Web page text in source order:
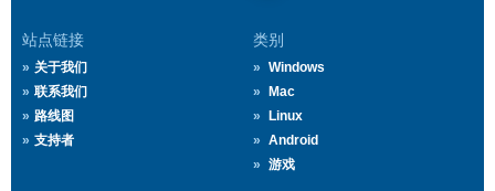
站点链接
关于我们
联系我们
路线图
支持者
类别
Windows
Mac
Linux
Android
游戏